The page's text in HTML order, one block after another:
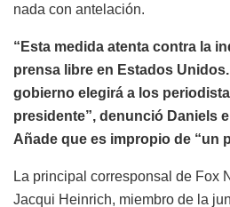
nada con antelación.
“Esta medida atenta contra la
prensa libre en Estados
gobierno elegirá a los
presidente”, denunció Daniels
Añade que es impropio de “un
La principal corresponsal de Fox
Jacqui Heinrich, miembro de la